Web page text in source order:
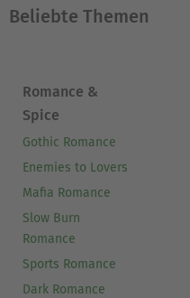
Beliebte Themen
Romance &
Spice
Gothic Romance
Enemies to Lovers
Mafia Romance
Slow Burn
Romance
Sports Romance
Dark Romance